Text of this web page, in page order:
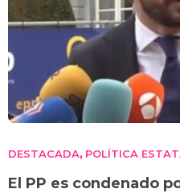
DESTACADA, POLÍTICA
El PP es condenado